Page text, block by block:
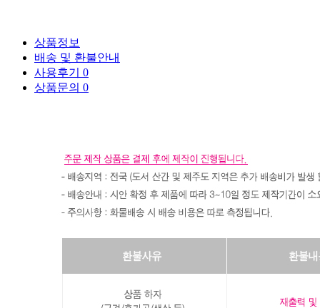
상품정보
배송 및 환불안내
사용후기 0
상품문의 0